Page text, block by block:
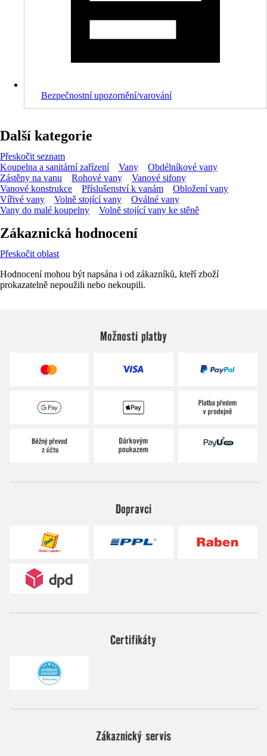
Bezpečnostní upozornění/varování
Další kategorie
Přeskočit seznam
Koupelna a sanitární zařízení
Vany
Obdélníkové vany
Zástěny na vanu
Rohové vany
Vanové sifony
Vanové konstrukce
Příslušenství k vanám
Obložení vany
Vířivé vany
Volně stojící vany
Oválné vany
Vany do malé koupelny
Volně stojící vany ke stěně
Zákaznická hodnocení
Přeskočit oblast
Hodnocení mohou být napsána i od zákazníků, kteří zboží
prokazatelně nepoužili nebo nekoupili.
Možnosti platby
Dopravci
Certifikáty
Zákaznický servis